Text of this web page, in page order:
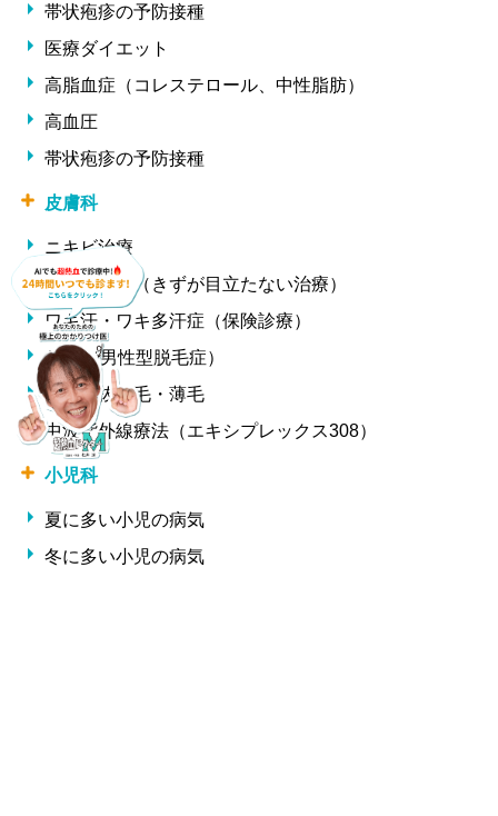
帯状疱疹の予防接種
医療ダイエット
高脂血症（コレステロール、中性脂肪）
高血圧
帯状疱疹の予防接種
皮膚科
ニキビ治療
ほくろ除去（きずが目立たない治療）
ワキ汗・ワキ多汗症（保険診療）
AGA（男性型脱毛症）
女性の抜け毛・薄毛
中波紫外線療法（エキシプレックス308）
小児科
夏に多い小児の病気
冬に多い小児の病気